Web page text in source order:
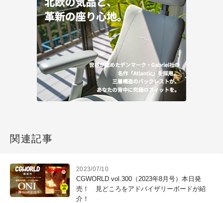
関連記事
2023/07/10
CGWORLD vol.300（2023年8月号）本日発
売！ 見どころをアドバイザリーボードが紹
介！